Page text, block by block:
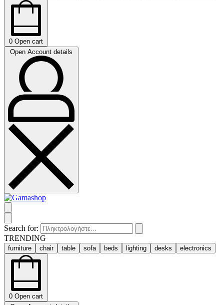
0 Open cart
Open Account details
Search for:
TRENDING
furniture chair table sofa beds lighting desks electronics
0 Open cart